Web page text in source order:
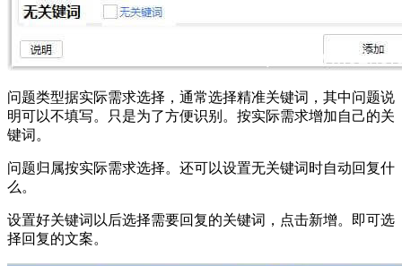
问题类型据实际需求选择，通常选择精准关键词，其中问题说
明可以不填写。只是为了方便识别。按实际需求增加自己的关
键词。
问题归属按实际需求选择。还可以设置无关键词时自动回复什
么。
设置好关键词以后选择需要回复的关键词，点击新增。即可选
择回复的文案。